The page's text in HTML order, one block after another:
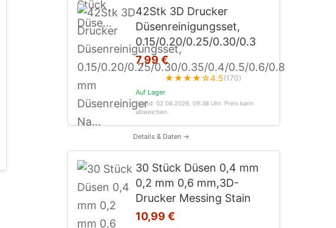
42Stk 3D Drucker
Düsenreinigungsset,
0.15/0.20/0.25/0.30/0.3
7,99 €
★★★★☆4.5(170)
Auf Lager
Stand: 02.08.2026, 09:36 Uhr. Preis kann
abweichen.
Details & Daten →
30 Stück Düsen 0,4 mm
0,2 mm 0,6 mm,3D-
Drucker Messing Stain
10,99 €